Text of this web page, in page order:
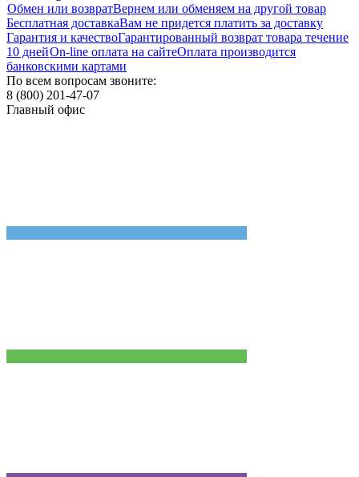
Обмен или возвратВернем или обменяем на другой товар
Бесплатная доставкаВам не придется платить за доставку
Гарантия и качествоГарантированный возврат товара течение
10 днейOn-line оплата на сайтеОплата производится
банковскими картами
По всем вопросам звоните:
8 (800) 201-47-07
Главный офис